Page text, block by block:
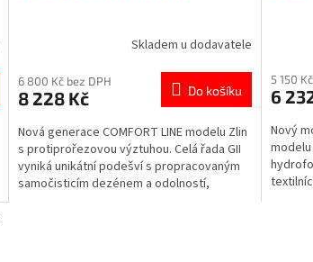
Skladem u dodavatele
6 800 Kč bez DPH
8 228 Kč Do košíku
Nová generace COMFORT LINE modelu Zlin
s protiprořezovou výztuhou. Celá řada GII
vyniká unikátní podešví s propracovaným
samočisticím dezénem a odolností,
5 150
6
Nový